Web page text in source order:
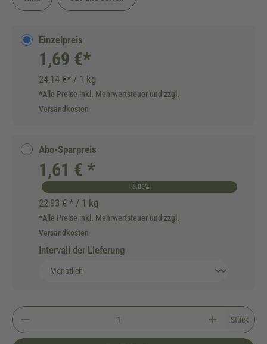
Einzelpreis
1,69 €*
24,14 €* / 1 kg
*Alle Preise inkl. Mehrwertsteuer und zzgl.
Versandkosten
Abo-Sparpreis
1,61 € *
-5.00%
22,93 € * / 1 kg
*Alle Preise inkl. Mehrwertsteuer und zzgl.
Versandkosten
Intervall der Lieferung
Stück